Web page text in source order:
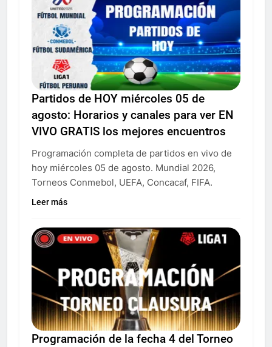
Partidos de HOY miércoles 05 de
agosto: Horarios y canales para ver EN
VIVO GRATIS los mejores encuentros
Programación completa de partidos en vivo de
hoy miércoles 05 de agosto. Mundial 2026,
Torneos Conmebol, UEFA, Concacaf, FIFA.
Leer más
Programación de la fecha 4 del Torneo